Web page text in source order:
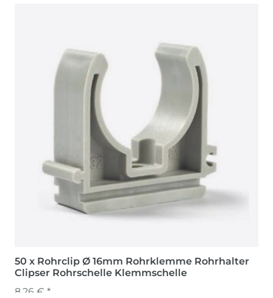
50 x Rohrclip Ø 16mm Rohrklemme Rohrhalter
Clipser Rohrschelle Klemmschelle
8,26 € *